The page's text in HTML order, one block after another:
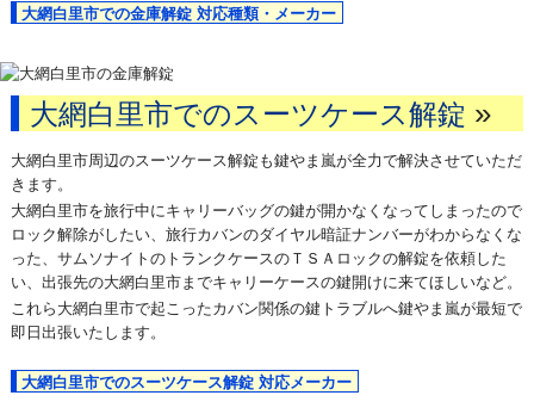
大網白里市での金庫解錠 対応種類・メーカー
大網白里市でのスーツケース解錠 »
大網白里市周辺のスーツケース解錠も鍵やま嵐が全力で解決させていただ
きます。
大網白里市を旅行中にキャリーバッグの鍵が開かなくなってしまったので
ロック解除がしたい、旅行カバンのダイヤル暗証ナンバーがわからなくな
った、サムソナイトのトランクケースのＴＳＡロックの解錠を依頼した
い、出張先の大網白里市までキャリーケースの鍵開けに来てほしいなど。
これら大網白里市で起こったカバン関係の鍵トラブルへ鍵やま嵐が最短で
即日出張いたします。
大網白里市でのスーツケース解錠 対応メーカー